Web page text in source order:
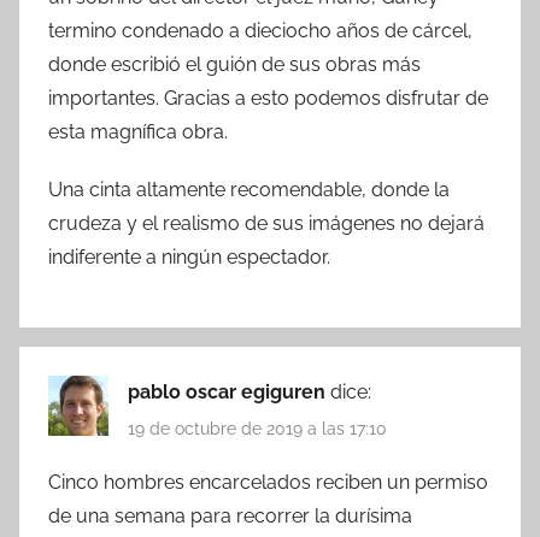
termino condenado a dieciocho años de cárcel,
donde escribió el guión de sus obras más
importantes. Gracias a esto podemos disfrutar de
esta magnífica obra.
Una cinta altamente recomendable, donde la
crudeza y el realismo de sus imágenes no dejará
indiferente a ningún espectador.
pablo oscar egiguren dice:
19 de octubre de 2019 a las 17:10
Cinco hombres encarcelados reciben un permiso
de una semana para recorrer la durísima